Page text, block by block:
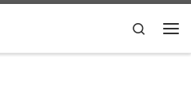
Search